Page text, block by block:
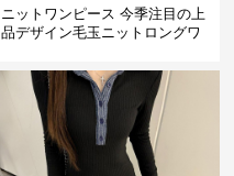
ニットワンピース 今季注目の上
品デザイン毛玉ニットロングワ